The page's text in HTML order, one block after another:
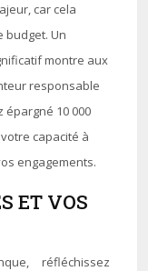
car cela
budget. Un
montre aux
responsable
épargné 10 000
capacité à
engagements.
ET VOS
réfléchissez